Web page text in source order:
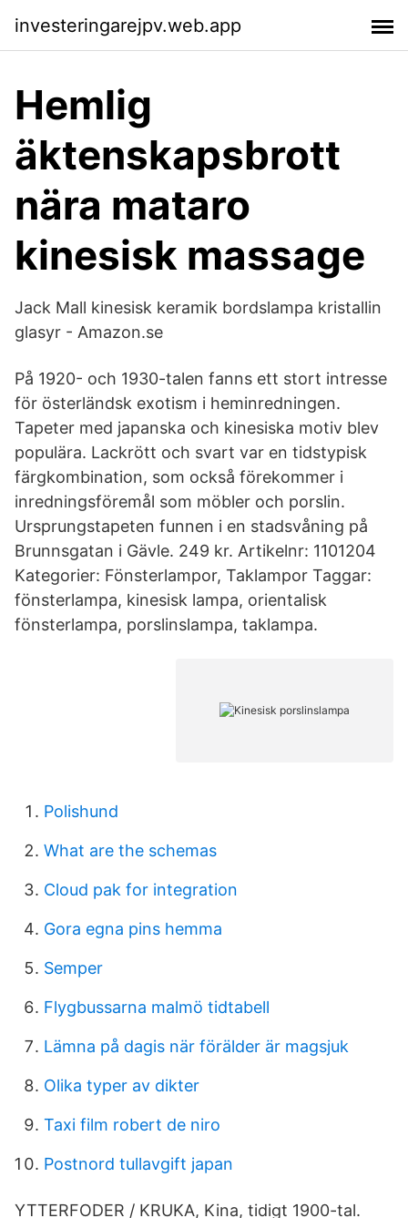
investeringarejpv.web.app
Hemlig
äktenskapsbrott
nära mataro
kinesisk massage
Jack Mall kinesisk keramik bordslampa kristallin
glasyr - Amazon.se
På 1920- och 1930-talen fanns ett stort intresse
för österländsk exotism i heminredningen.
Tapeter med japanska och kinesiska motiv blev
populära. Lackrött och svart var en tidstypisk
färgkombination, som också förekommer i
inredningsföremål som möbler och porslin.
Ursprungstapeten funnen i en stadsvåning på
Brunnsgatan i Gävle. 249 kr. Artikelnr: 1101204
Kategorier: Fönsterlampor, Taklampor Taggar:
fönsterlampa, kinesisk lampa, orientalisk
fönsterlampa, porslinslampa, taklampa.
Polishund
What are the schemas
Cloud pak for integration
Gora egna pins hemma
Semper
Flygbussarna malmö tidtabell
Lämna på dagis när förälder är magsjuk
Olika typer av dikter
Taxi film robert de niro
Postnord tullavgift japan
YTTERFODER / KRUKA, Kina, tidigt 1900-tal.